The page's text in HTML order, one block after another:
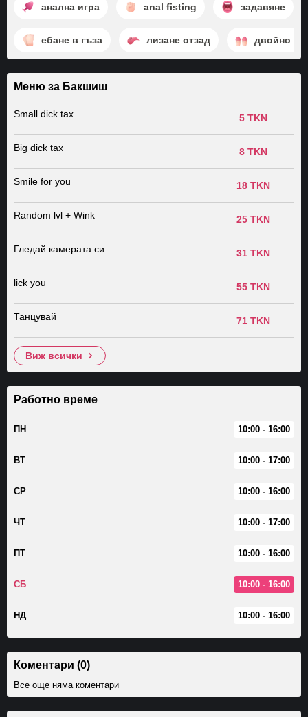
анална игра anal fisting задавяне
ебане в гъза лизане отзад двойно
Меню за Бакшиш
Small dick tax 5 TKN
Big dick tax 8 TKN
Smile for you 18 TKN
Random lvl + Wink 25 TKN
Гледай камерата си 31 TKN
lick you 55 TKN
Танцувай 71 TKN
виж всички
Работно време
ПН 10:00 - 16:00
ВТ 10:00 - 17:00
СР 10:00 - 16:00
ЧТ 10:00 - 17:00
ПТ 10:00 - 16:00
СБ 10:00 - 16:00
НД 10:00 - 16:00
Коментари (0)
Все още няма коментари